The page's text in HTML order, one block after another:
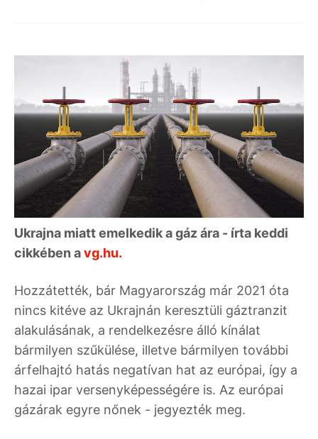
Ukrajna miatt emelkedik a gáz ára - írta keddi
cikkében avg.hu.
Hozzátették, bár Magyarország már 2021 óta
nincs kitéve az Ukrajnán keresztüli gáztranzit
alakulásának, a rendelkezésre álló kínálat
bármilyen szűkülése, illetve bármilyen további
árfelhajtó hatás negatívan hat az európai, így a
hazai ipar versenyképességére is. Az európai
gázárak egyre nőnek - jegyezték meg.